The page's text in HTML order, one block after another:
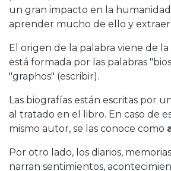
un gran impacto en la
aprender mucho de ello y extraer
El origen de la palabra viene de
está formada por las palabras
"graphos" (escribir).
Las biografías están escritas por
al tratado en el libro. En caso de
mismo autor, se las conoce como
Por otro lado, los diarios,
narran sentimientos,